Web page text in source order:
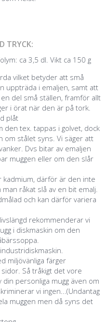
TRYCK:
ca 3,5 dl. Vikt ca 150 g
vilket betyder att små
uppträda i emaljen, samt att
del små ställen, framför allt
i örat när den är på tork.
plåt
den tex. tappas i golvet, dock
om stålet syns. Vi säger att
Dvs bitar av emaljen
muggen eller om den slår
kadmium, därför är den inte
råkat slå av en bit emalj.
och kan därför variera
rekommenderar vi
i diskmaskin om den
miljövänliga färger
Så tråkigt det vore
din personliga mugg även om
vi ingen...(Undantag
muggen men då syns det